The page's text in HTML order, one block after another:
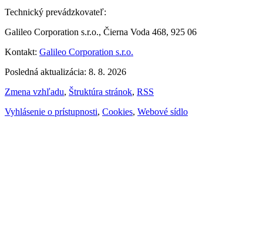
Technický prevádzkovateľ:
Galileo Corporation s.r.o., Čierna Voda 468, 925 06
Kontakt: Galileo Corporation s.r.o.
Posledná aktualizácia: 8. 8. 2026
Zmena vzhľadu, Štruktúra stránok, RSS
Vyhlásenie o prístupnosti, Cookies, Webové sídlo